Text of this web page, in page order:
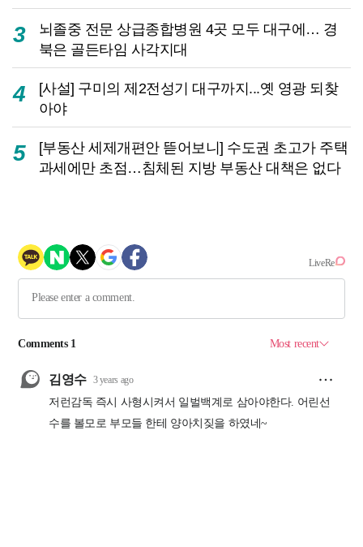
3
뇌졸중 전문 상급종합병원 4곳 모두 대구에… 경
북은 골든타임 사각지대
4
[사설] 구미의 제2전성기 대구까지...옛 영광 되찾
아야
5
[부동산 세제개편안 뜯어보니] 수도권 초고가 주택
과세에만 초점…침체된 지방 부동산 대책은 없다